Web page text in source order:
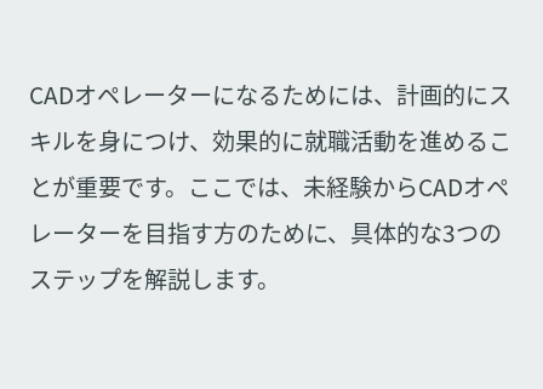
CADオペレーターになるためには、計画的にス
キルを身につけ、効果的に就職活動を進めるこ
とが重要です。ここでは、未経験からCADオペ
レーターを目指す方のために、具体的な3つの
ステップを解説します。